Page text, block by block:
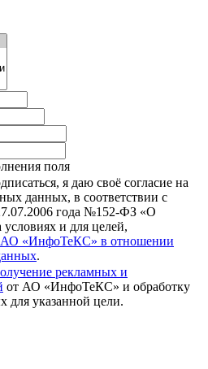
поля
я даю своё согласие на
данных, в соответствии с
года №152-ФЗ «О
и для целей,
«ИнфоТеКС» в отношении
.
рекламных и
от АО «ИнфоТеКС» и обработку
для указанной цели.